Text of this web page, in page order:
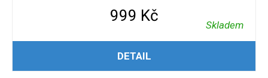
999 Kč
Skladem
PŘIDAT DO KOŠÍKU
DETAIL